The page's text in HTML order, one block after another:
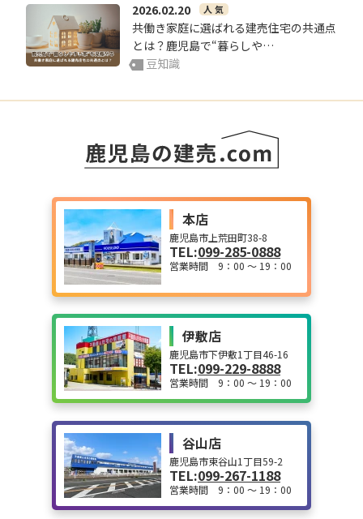
2026.02.20 人 気
共働き家庭に選ばれる建売住宅の共通点
とは？鹿児島で“暮らしや…
豆知識
本店
鹿児島市上荒田町38-8
TEL:099-285-0888
営業時間 9：00 ～ 19：00
伊敷店
鹿児島市下伊敷1丁目46-16
TEL:099-229-8888
営業時間 9：00 ～ 19：00
谷山店
鹿児島市東谷山1丁目59-2
TEL:099-267-1188
営業時間 9：00 ～ 19：00